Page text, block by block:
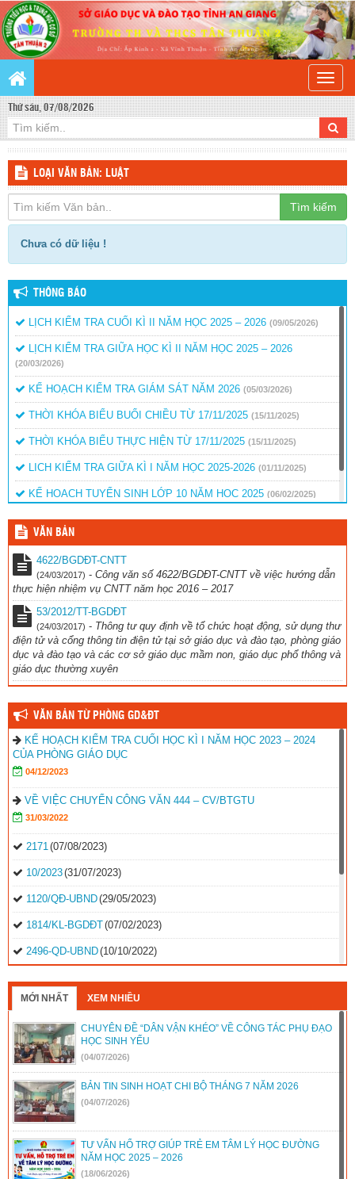
Toggle
Thứ sáu, 07/08/2026
LOẠI VĂN BẢN: LUẬT
Tìm kiếm
Chưa có dữ liệu !
THÔNG BÁO
LỊCH KIỂM TRA CUỐI KÌ II NĂM HỌC 2025 – 2026 (09/05/2026)
LỊCH KIỂM TRA GIỮA HỌC KÌ II NĂM HỌC 2025 – 2026
(20/03/2026)
KẾ HOẠCH KIỂM TRA GIÁM SÁT NĂM 2026 (05/03/2026)
THỜI KHÓA BIỂU BUỔI CHIỀU TỪ 17/11/2025 (15/11/2025)
THỜI KHÓA BIỂU THỰC HIỆN TỪ 17/11/2025 (15/11/2025)
LICH KIỂM TRA GIỮA KÌ I NĂM HỌC 2025-2026 (01/11/2025)
KẾ HOẠCH TUYỂN SINH LỚP 10 NĂM HỌC 2025 (06/02/2025)
QUYẾT ĐỊNH BỎ SUNG KINH PHÍ KHEN THƯỞNG (15/01/2025)
VĂN BẢN
4622/BGDĐT-CNTT
(24/03/2017) - Công văn số 4622/BGDĐT-CNTT về việc hướng dẫn
thực hiện nhiệm vụ CNTT năm học 2016 – 2017
53/2012/TT-BGDĐT
(24/03/2017) - Thông tư quy định về tổ chức hoạt động, sử dụng thư
điện tử và cổng thông tin điện tử tại sở giáo dục và đào tạo, phòng giáo
dục và đào tạo và các cơ sở giáo dục mầm non, giáo dục phổ thông và
giáo dục thường xuyên
VĂN BẢN TỪ PHÒNG GD&ĐT
KẾ HOẠCH KIỂM TRA CUỐI HỌC KÌ I NĂM HỌC 2023 – 2024
CỦA PHÒNG GIÁO DỤC
04/12/2023
VỀ VIỆC CHUYỂN CÔNG VĂN 444 – CV/BTGTU
31/03/2022
2171 (07/08/2023)
10/2023(31/07/2023)
1120/QĐ-UBND(29/05/2023)
1814/KL-BGDĐT(07/02/2023)
2496-QD-UBND(10/10/2022)
2494-QD-UBND(10/10/2022)
888/TB-UBND(31/08/2022)
2397/QĐ-UBND(26/08/2022)
31/2022/NQ-HĐND (16/08/2022)
MỚI NHẤT XEM NHIỀU
CHUYÊN ĐỀ “DÂN VẬN KHÉO” VỀ CÔNG TÁC PHỤ ĐẠO
HỌC SINH YẾU
(04/07/2026)
BẢN TIN SINH HOẠT CHI BỘ THÁNG 7 NĂM 2026
(04/07/2026)
TƯ VẤN HỔ TRỢ GIÚP TRẺ EM TÂM LÝ HỌC ĐƯỜNG
NĂM HỌC 2025 – 2026
(18/06/2026)